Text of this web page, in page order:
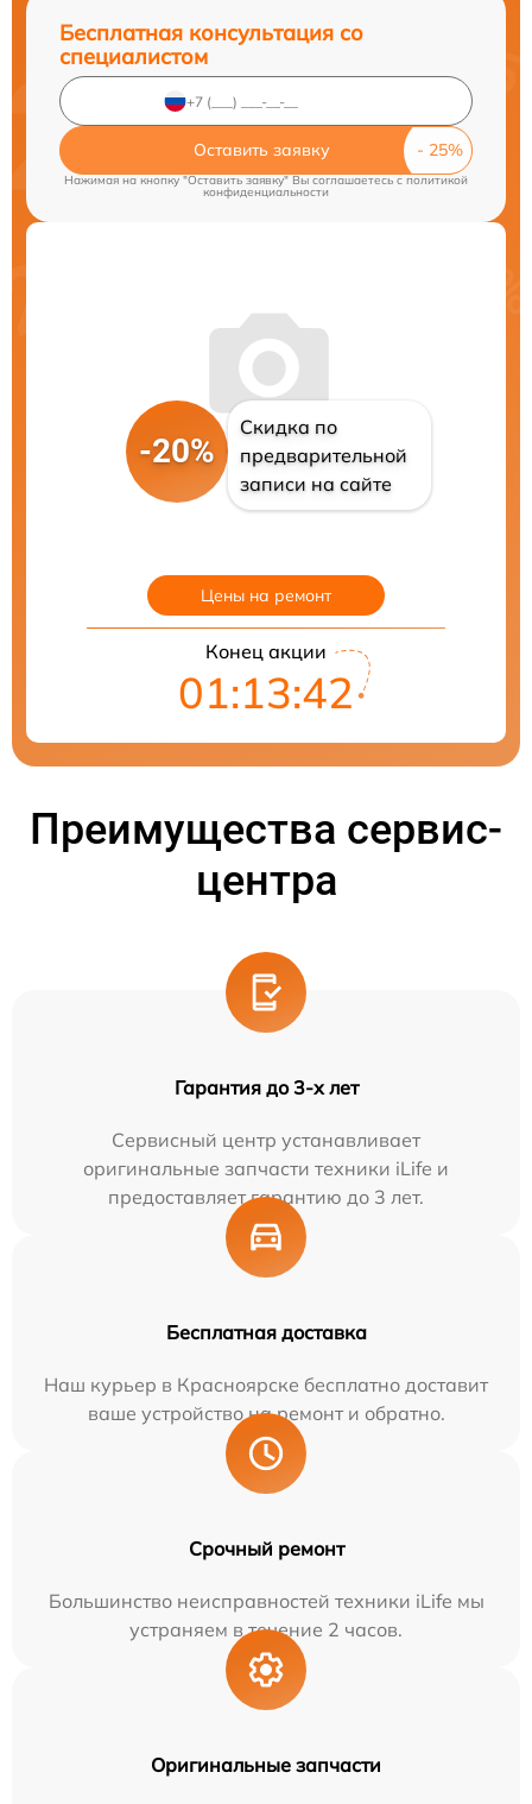
Бесплатная консультация со
специалистом
Оставить заявку
Нажимая на кнопку "Оставить заявку" Вы соглашаетесь c политикой
конфиденциальности
-20%
Скидка по
предварительной
записи на сайте
Цены на ремонт
Конец акции
01:13:42
Преимущества сервис-
центра
Гарантия до 3-х лет
Сервисный центр устанавливает
оригинальные запчасти техники iLife и
предоставляет гарантию до 3 лет.
Бесплатная доставка
Наш курьер в Красноярске бесплатно доставит
ваше устройство на ремонт и обратно.
Срочный ремонт
Большинство неисправностей техники iLife мы
устраняем в течение 2 часов.
Оригинальные запчасти